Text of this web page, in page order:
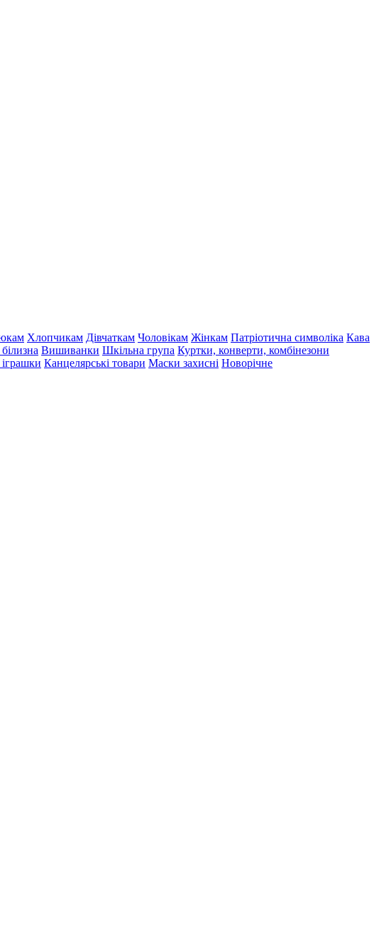
Хлопчикам Дівчаткам Чоловікам Жінкам Патріотична символіка Кава
Вишиванки Шкільна група Куртки, конверти, комбінезони
Канцелярські товари Маски захисні Новорічне